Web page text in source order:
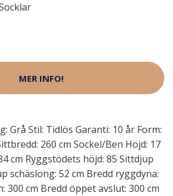
MER INFO!
Grå Stil: Tidlös Garanti: 10 år Form:
260 cm Sockel/Ben Höjd: 17
cm Ryggstödets höjd: 85 Sittdjup
schäslong: 52 cm Bredd ryggdyna:
300 cm Bredd öppet avslut: 300 cm